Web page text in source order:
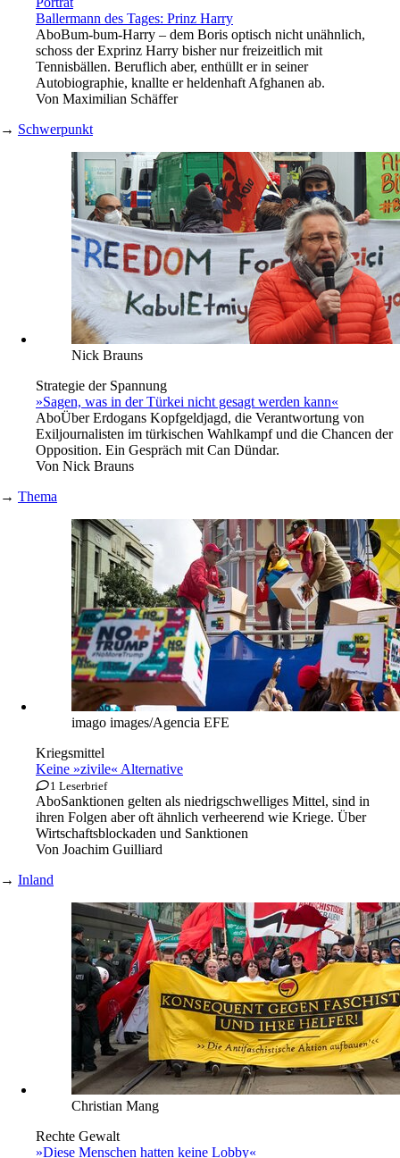
Ballermann des Tages: Prinz Harry
AboBum-bum-Harry – dem Boris optisch nicht unähnlich,
schoss der Exprinz Harry bisher nur freizeitlich mit
Tennisbällen. Beruflich aber, enthüllt er in seiner
Autobiographie, knallte er heldenhaft Afghanen ab.
Von Maximilian Schäffer
→ Schwerpunkt
Nick Brauns
Strategie der Spannung
»Sagen, was in der Türkei nicht gesagt werden kann«
AboÜber Erdogans Kopfgeldjagd, die Verantwortung von
Exiljournalisten im türkischen Wahlkampf und die Chancen der
Opposition. Ein Gespräch mit Can Dündar.
Von Nick Brauns
→ Thema
imago images/Agencia EFE
Kriegsmittel
Keine »zivile« Alternative
1 Leserbrief
AboSanktionen gelten als niedrigschwelliges Mittel, sind in
ihren Folgen aber oft ähnlich verheerend wie Kriege. Über
Wirtschaftsblockaden und Sanktionen
Von Joachim Guilliard
→ Inland
Christian Mang
Rechte Gewalt
»Diese Menschen hatten keine Lobby«